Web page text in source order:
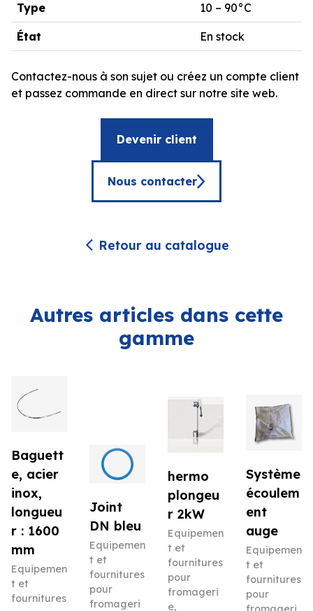
Type 10 – 90°C
État En stock
Contactez-nous à son sujet ou créez un compte client
et passez commande en direct sur notre site web.
Devenir client
Nous contacter
Retour au catalogue
Autres articles dans cette
gamme
Baguett
e, acier
inox,
longueu
r : 1600
mm
Equipemen
t et
fournitures
Joint
DN bleu
Equipemen
t et
fournitures
pour
fromageri
hermo
plongeu
r 2kW
Equipemen
t et
fournitures
pour
fromageri
e,
Système
écoulem
ent
auge
Equipemen
t et
fournitures
pour